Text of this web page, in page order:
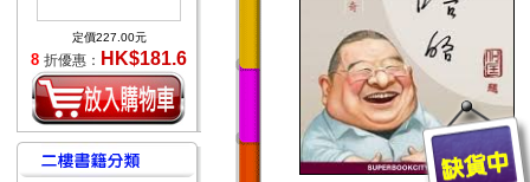
定價227.00元
8 折優惠： HK$181.6